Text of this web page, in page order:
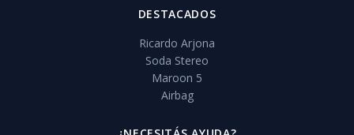
DESTACADOS
Ricardo Arjona
Soda Stereo
Maroon 5
Airbag